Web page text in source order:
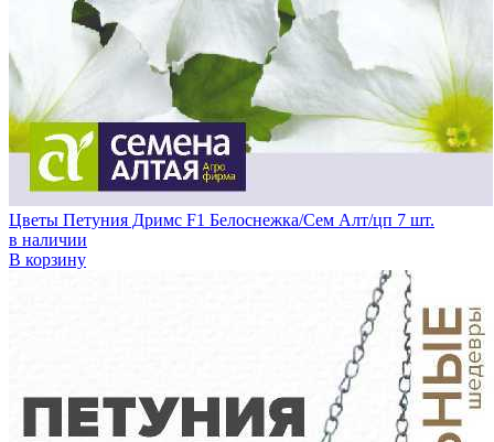
Цветы Петуния Дримс F1 Белоснежка/Сем Алт/цп 7 шт.
в наличии
В корзину